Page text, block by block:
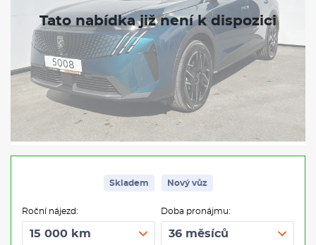
Skladem Nový vůz
Roční nájezd: Doba pronájmu: